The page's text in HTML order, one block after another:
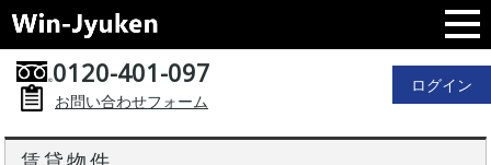
0120-401-097
お問い合わせフォーム
ログイン